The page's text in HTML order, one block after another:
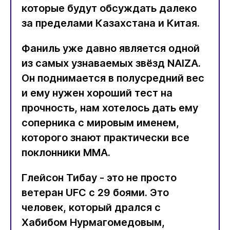
которые будут обсуждать далеко
за пределами Казахстана и Китая.
Фаниль уже давно является одной
из самых узнаваемых звёзд NAIZA.
Он поднимается в полусредний вес
и ему нужен хороший тест на
прочность, нам хотелось дать ему
соперника с мировым именем,
которого знают практически все
поклонники ММА.
Глейсон Тибау - это не просто
ветеран UFC с 29 боями. Это
человек, который дрался с
Хабибом Нурмагомедовым,